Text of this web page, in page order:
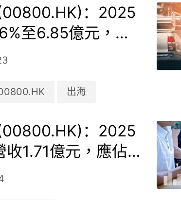
：2025
至6.85億元，自
入增209%
出海
：2025
1.71億元，應佔